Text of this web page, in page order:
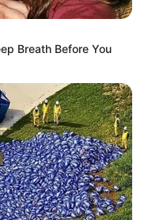
Breath Before You